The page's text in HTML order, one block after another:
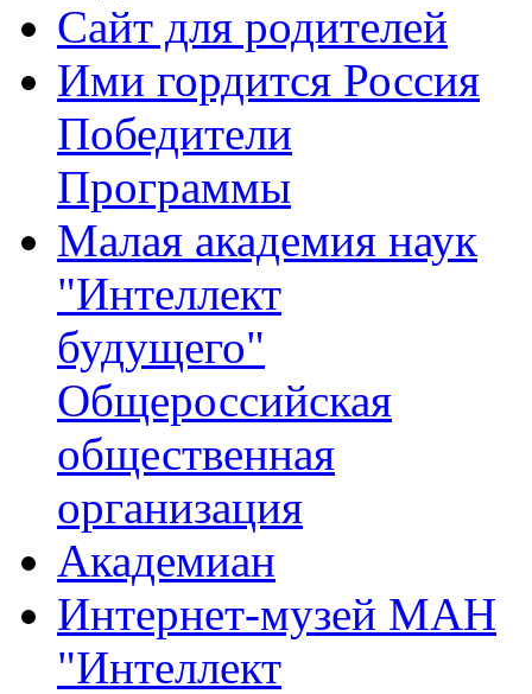
Сайт для родителей
Ими гордится Россия
Победители
Программы
Малая академия наук
"Интеллект
будущего"
Общероссийская
общественная
организация
Академиан
Интернет-музей МАН
"Интеллект
Проект
проводился
с
использованием
гранта
Президента
Российской
Федерации,
предоставленного
Фондом
президентских
грантов.
Организатор
проекта:
Ассоциация
научно-
исследовательских
и
образовательных
организаций
Обнинский
науки
и
образования.
проекта
–
Общероссийская
Малая